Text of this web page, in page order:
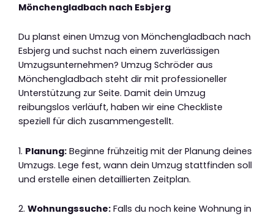
Mönchengladbach nach Esbjerg
Du planst einen Umzug von Mönchengladbach nach
Esbjerg und suchst nach einem zuverlässigen
Umzugsunternehmen? Umzug Schröder aus
Mönchengladbach steht dir mit professioneller
Unterstützung zur Seite. Damit dein Umzug
reibungslos verläuft, haben wir eine Checkliste
speziell für dich zusammengestellt.
1. Planung: Beginne frühzeitig mit der Planung deines
Umzugs. Lege fest, wann dein Umzug stattfinden soll
und erstelle einen detaillierten Zeitplan.
2. Wohnungssuche: Falls du noch keine Wohnung in